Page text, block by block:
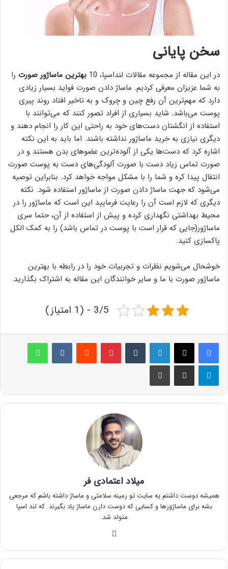
سخن پایانی
در این مقاله از مجموعه مقالات لنداسپا، 10 بهترین ماساژور صورت را
به شما عزیزان معرفی کردیم. ماساژ دادن صورت فواید بسیار زیادی
دارد که مهم‌ترین آن رفع چین و چروک و به تاخیر افتاد روند پیری
پوست می‌باشد. شاید بسیاری از افراد تصور کنند که می‌توانند با
استفاده از انگشتان دست‌های خود به راحتی این کار را انجام دهند و
دیگری نیازی به خرید ماساژور نداشته باشند. اما باید به این نکته
اشاره کرد که دست‌ها یکی از آلوده‌ترین عضو‌های بدن هستند و در
صورت تماس زیاد دست با صورت آلودگی‌های دست به پوست صورت
انتقال پیدا کره و شما را با مشکل مواجه خواهد کرد. بنابراین توصیه
می‌شود که جهت ماساژ دادن صورت از ماساژور استفاده شود. نکته
دیگری که لازم است آن را رعایت فرمایید این است که ماساژور را در
محیط بهداشتی نگهداری کرده و پیش از استفاده از آن، حتما سری
ماساژور(جایی که قرار است با پوست در تماس باشد) را به کمک الکل
پاکسازی کنید.
خوشحال می‌شویم نظرات و تجربیات خود را در رابطه با بهترین
ماساژور صورت با ما و سایر خوانندگان این مقاله به اشتراک بگذارید.
3/5 - (1 امتیاز)
لینکدین ‫تامبلر پینترست‫رددیت ‫VKontakteواتس آپ
تلگرام اشتراک گذاری از طریق ایمیل چاپ
میلاد اعتمادی فر
همیشه دوست داشتم یه سایت تو زمینه سلامتی و ماساژ داشته باشم که مرجعی
بشه برای ماساژورها و کسایی که دوست دارن ماساژ یاد بگیرند. که لند اسپا
متولد شد.